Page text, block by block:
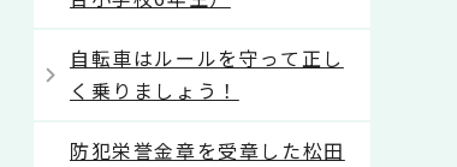
自転車はルールを守って正し
く乗りましょう！
防犯栄誉金章を受章した松田